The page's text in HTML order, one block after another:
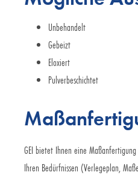
Unbehandelt
Gebeizt
Eloxiert
Pulverbeschichtet
GEI bietet Ihnen eine
Ihren Bedürfnissen (Verlegeplan,